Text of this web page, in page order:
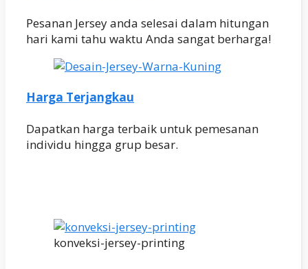
Pesanan Jersey anda selesai dalam hitungan
hari kami tahu waktu Anda sangat berharga!
Harga Terjangkau
Dapatkan harga terbaik untuk pemesanan
individu hingga grup besar.
konveksi-jersey-printing